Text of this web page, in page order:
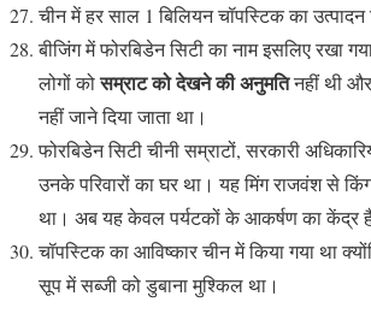
चीन में हर साल 1 बिलियन चॉपस्टिक का उत्पादन
बीजिंग में फोरबिडेन सिटी का नाम इसलिए रखा
लोगों कोसम्राट को देखने की अनुमतिनहीं थी
नहीं जाने दिया जाता था।
फोरबिडेन सिटी चीनी सम्राटों, सरकारी
उनके परिवारों का घर था। यह मिंग राजवंश से
था। अब यह केवल पर्यटकों के आकर्षण का केंद्र
चॉपस्टिक का आविष्कार चीन में किया गया था
सूप में सब्जी को डुबाना मुश्किल था।